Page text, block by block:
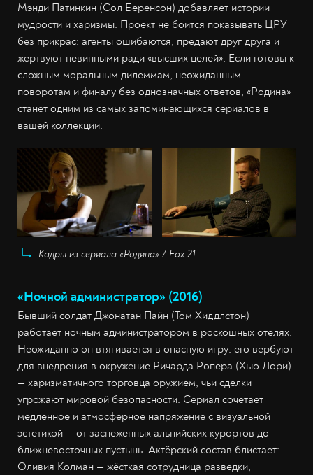
Мэнди Патинкин (Сол Беренсон) добавляет истории
мудрости и харизмы. Проект не боится показывать ЦРУ
без прикрас: агенты ошибаются, предают друг друга и
жертвуют невинными ради «высших целей». Если готовы к
сложным моральным дилеммам, неожиданным
поворотам и финалу без однозначных ответов, «Родина»
станет одним из самых запоминающихся сериалов в
вашей коллекции.
Кадры из сериала «Родина» / Fox 21
«Ночной администратор» (2016)
Бывший солдат Джонатан Пайн (Том Хиддлстон)
работает ночным администратором в роскошных отелях.
Неожиданно он втягивается в опасную игру: его вербуют
для внедрения в окружение Ричарда Ропера (Хью Лори)
— харизматичного торговца оружием, чьи сделки
угрожают мировой безопасности. Сериал сочетает
медленное и атмосферное напряжение с визуальной
эстетикой — от заснеженных альпийских курортов до
ближневосточных пустынь. Актёрский состав блистает:
Оливия Колман — жёсткая сотрудница разведки,